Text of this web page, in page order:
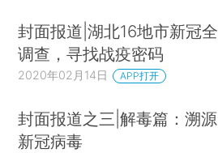
封面报道|湖北16地市新冠全
调查，寻找战疫密码
2020年02月14日 APP打开
封面报道之三|解毒篇：溯源
新冠病毒